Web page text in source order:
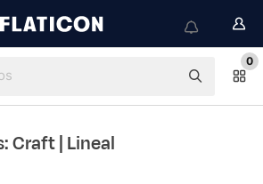
0
Craft| Lineal